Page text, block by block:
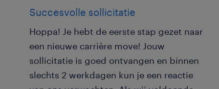
Succesvolle sollicitatie
Hoppa! Je hebt de eerste stap gezet naar
een nieuwe carrière move! Jouw
sollicitatie is goed ontvangen en binnen
slechts 2 werkdagen kun je een reactie